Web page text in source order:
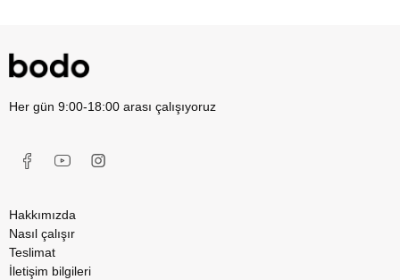
Her gün 9:00-18:00 arası çalışıyoruz
Hakkımızda
Nasıl çalışır
Teslimat
İletişim bilgileri